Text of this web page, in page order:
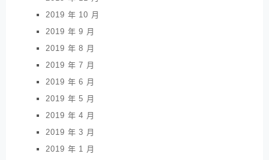
2019 年 10 月
2019 年 9 月
2019 年 8 月
2019 年 7 月
2019 年 6 月
2019 年 5 月
2019 年 4 月
2019 年 3 月
2019 年 1 月